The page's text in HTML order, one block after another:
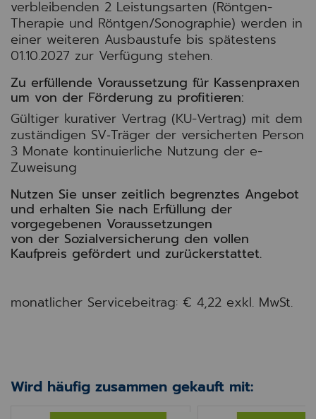
verbleibenden 2 Leistungsarten (Röntgen-
Therapie und Röntgen/Sonographie) werden in
einer weiteren Ausbaustufe bis spätestens
01.10.2027 zur Verfügung stehen.
Zu erfüllende Voraussetzung für Kassenpraxen
um von der Förderung zu profitieren:
Gültiger kurativer Vertrag (KU-Vertrag) mit dem
zuständigen SV‑Träger der versicherten Person
3 Monate kontinuierliche Nutzung der e-
Zuweisung
Nutzen Sie unser zeitlich begrenztes Angebot
und erhalten Sie nach Erfüllung der
vorgegebenen Voraussetzungen
von der Sozialversicherung den vollen
Kaufpreis gefördert und zurückerstattet.
monatlicher Servicebeitrag: € 4,22 exkl. MwSt.
Wird häufig zusammen gekauft mit: